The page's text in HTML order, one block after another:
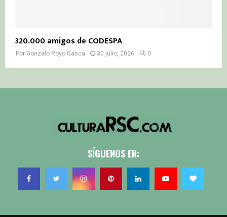
320.000 amigos de CODESPA
Por Gonzalo Royo Gasca 30 julio, 2026 0
SÍGUENOS EN: